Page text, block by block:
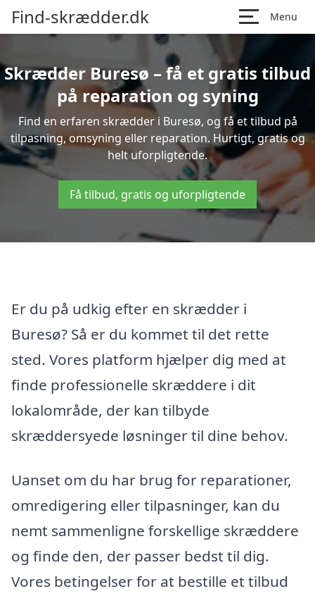
Find-skrædder.dk Menu
Skrædder Buresø – få et gratis tilbud
på reparation og syning
Find en erfaren skrædder i Buresø, og få et tilbud på
tilpasning, omsyning eller reparation. Hurtigt, gratis og
helt uforpligtende.
Få tilbud, gratis og uforpligtende
Er du på udkig efter en skrædder i
Buresø? Så er du kommet til det rette
sted. Vores platform hjælper dig med at
finde professionelle skræddere i dit
lokalområde, der kan tilbyde
skræddersyede løsninger til dine behov.
Uanset om du har brug for reparationer,
omredigering eller tilpasninger, kan du
nemt sammenligne forskellige skræddere
og finde den, der passer bedst til dig.
Vores betingelser for at bestille et tilbud